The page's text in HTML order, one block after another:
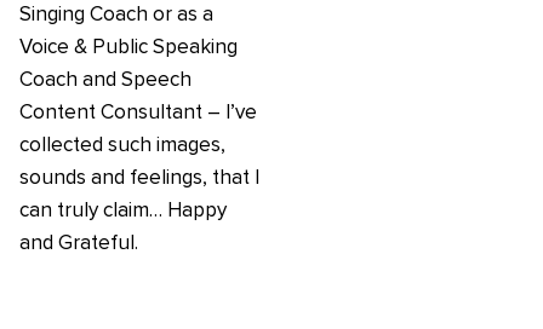
Singing Coach or as a
Voice & Public Speaking
Coach and Speech
Content Consultant – I’ve
collected such images,
sounds and feelings, that I
can truly claim… Happy
and Grateful.